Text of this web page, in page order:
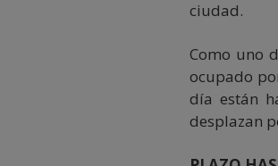
ciudad.
Como uno
ocupado
día están
desplazan